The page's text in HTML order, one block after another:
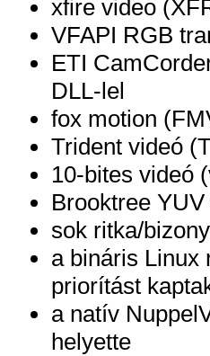
xfire video
VFAPI RGB
ETI
DLL-lel
fox motion
Trident videó
10-bites videó
Brooktree
sok ritka/
a bináris Linux
priorítást
a natív
helyette